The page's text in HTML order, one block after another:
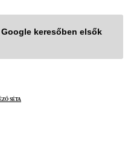
keresőben elsők
séta